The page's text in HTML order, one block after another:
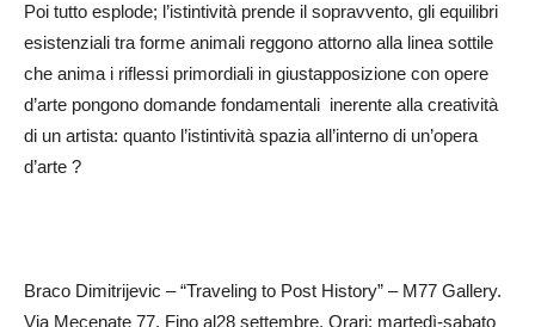
Poi tutto esplode; l’istintività prende il sopravvento, gli equilibri
esistenziali tra forme animali reggono attorno alla linea sottile
che anima i riflessi primordiali in giustapposizione con opere
d’arte pongono domande fondamentali inerente alla creatività
di un artista: quanto l’istintività spazia all’interno di un’opera
d’arte ?
Braco Dimitrijevic – “Traveling to Post History” – M77 Gallery.
Via Mecenate 77. Fino al28 settembre. Orari: martedì-sabato